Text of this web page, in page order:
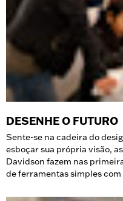
DESENHE O FUTURO
Sente-se na cadeira do
esboçar sua própria visão,
Davidson fazem nas
de ferramentas simples